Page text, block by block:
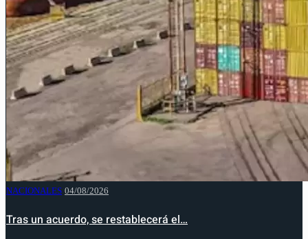
NACIONALES 04/08/2026
Tras un acuerdo, se restablecerá el…